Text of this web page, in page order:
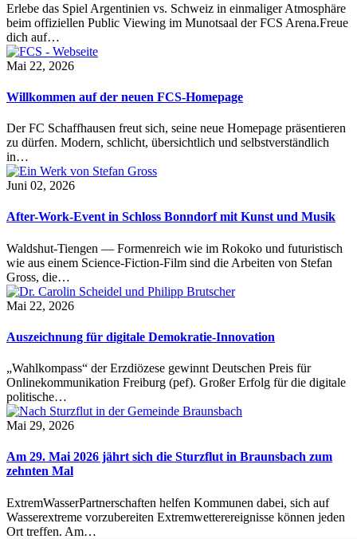
Erlebe das Spiel Argentinien vs. Schweiz in einmaliger Atmosphäre
beim offiziellen Public Viewing im Munotsaal der FCS Arena.Freue
dich auf…
Mai 22, 2026
Willkommen auf der neuen FCS-Homepage
Der FC Schaffhausen freut sich, seine neue Homepage präsentieren
zu dürfen. Modern, schlicht, übersichtlich und selbstverständlich
in…
Juni 02, 2026
After-Work-Event in Schloss Bonndorf mit Kunst und Musik
Waldshut-Tiengen — Formenreich wie im Rokoko und futuristisch
wie aus einem Science-Fiction-Film sind die Arbeiten von Stefan
Gross, die…
Mai 22, 2026
Auszeichnung für digitale Demokratie-Innovation
„Wahlkompass“ der Erzdiözese gewinnt Deutschen Preis für
Onlinekommunikation Freiburg (pef). Großer Erfolg für die digitale
politische…
Mai 29, 2026
Am 29. Mai 2026 jährt sich die Sturzflut in Braunsbach zum
zehnten Mal
ExtremWasserPartnerschaften helfen Kommunen dabei, sich auf
Wasserextreme vorzubereiten Extremwetterereignisse können jeden
Ort treffen. Am…